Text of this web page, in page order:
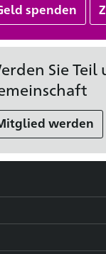
spenden
Sie Teil
werden